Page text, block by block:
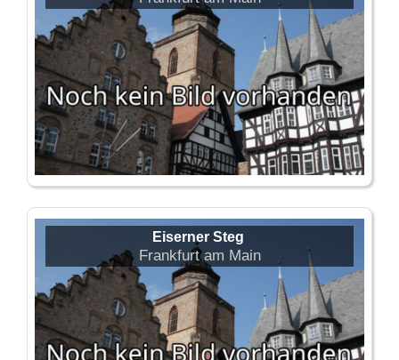
Eiserner Steg
Frankfurt am Main